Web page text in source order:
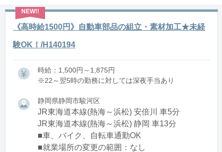
《高時給1500円》自動車部品の組立・素材加工★未経
験OK！/H140194
時給：1,500円～1,875円
※22～翌5時の勤務に対しては深夜手当あり
静岡県静岡市駿河区
JR東海道本線(熱海～浜松) 安倍川 車5分
JR東海道本線(熱海～浜松) 静岡 車13分
■車、バイク、自転車通勤OK
■就業場所の変更の範囲：なし